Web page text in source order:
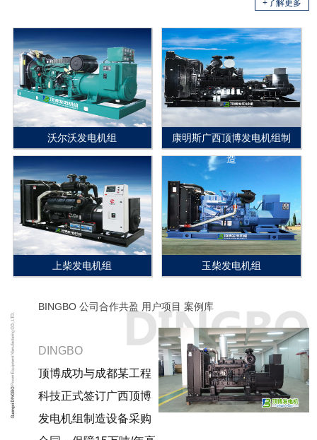
+了解更多
沃尔沃发电机组
康明斯广西顶博发电机组制
造
上柴发电机组 玉柴发电机组
BINGBO 公司合作共盈 用户项目 案例库
DINGBO
顶博成功与成都某工程
科技正式签订广西顶博
发电机组制造设备采购